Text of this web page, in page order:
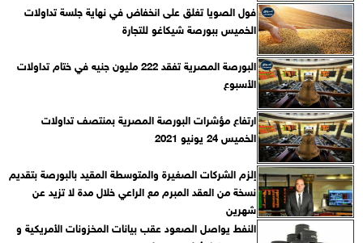
فول الصويا تغلق على انخفاض في نهاية جلسة تداولات
الخميس ببورصة شيكاغو للتجارة
البورصة المصرية تفقد 222 مليون جنيه في ختام تداولات
الأسبوع
ارتفاع مؤشرات البورصة المصرية بمنتصف تداولات
الخميس 24 يونيو 2021
إلزم الشركات الصغيرة والمتوسطة المقيد بالبورصة بتقديم
نسخة من العقد المبرم مع الراعي خلال مدة لا تزيد عن
شهرين
النفط يواصل الصعود عقب بيانات المخزونات الأمريكية و